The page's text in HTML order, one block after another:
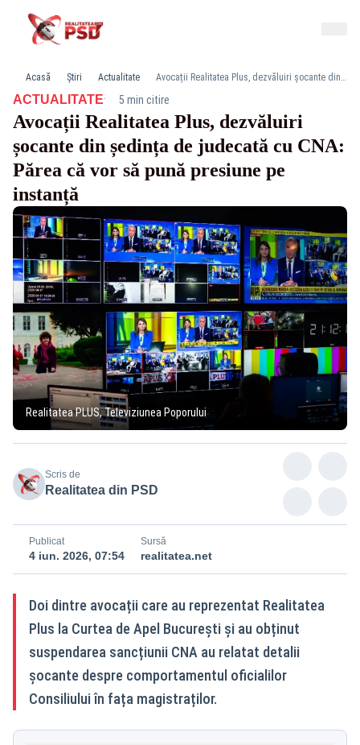
Acasă Știri Actualitate Avocații Realitatea Plus, dezvăluiri șocante din ședința de judecată cu CNA: Părea că vor să pună presiune pe instanță
ACTUALITATE· 5 min citire
Avocații Realitatea Plus, dezvăluiri
șocante din ședința de judecată cu CNA:
Părea că vor să pună presiune pe
instanță
Realitatea PLUS, Televiziunea Poporului
Scris de
Realitatea din PSD
Publicat
4 iun. 2026, 07:54
Sursă
realitatea.net
Doi dintre avocații care au reprezentat Realitatea
Plus la Curtea de Apel București și au obținut
suspendarea sancțiunii CNA au relatat detalii
șocante despre comportamentul oficialilor
Consiliului în fața magistraților.